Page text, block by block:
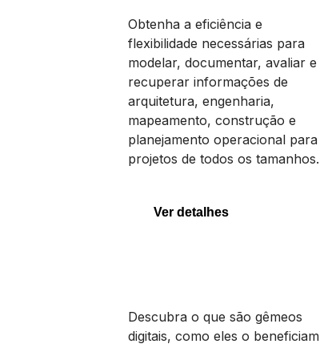
MicroStation
Obtenha a eficiência e
flexibilidade necessárias para
modelar, documentar, avaliar e
recuperar informações de
arquitetura, engenharia,
mapeamento, construção e
planejamento operacional para
projetos de todos os tamanhos.
Ver detalhes
Descubra o que são gêmeos
digitais, como eles o beneficiam